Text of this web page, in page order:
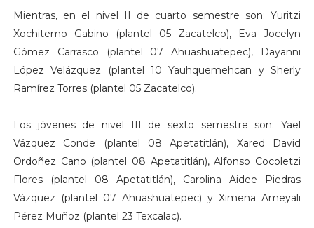
Mientras, en el nivel II de cuarto semestre son: Yuritzi
Xochitemo Gabino (plantel 05 Zacatelco), Eva Jocelyn
Gómez Carrasco (plantel 07 Ahuashuatepec), Dayanni
López Velázquez (plantel 10 Yauhquemehcan y Sherly
Ramírez Torres (plantel 05 Zacatelco).
Los jóvenes de nivel III de sexto semestre son: Yael
Vázquez Conde (plantel 08 Apetatitlán), Xared David
Ordoñez Cano (plantel 08 Apetatitlán), Alfonso Cocoletzi
Flores (plantel 08 Apetatitlán), Carolina Aidee Piedras
Vázquez (plantel 07 Ahuashuatepec) y Ximena Ameyali
Pérez Muñoz (plantel 23 Texcalac).